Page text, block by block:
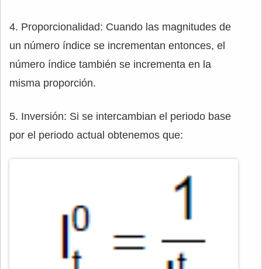
4. Proporcionalidad: Cuando las magnitudes de
un número índice se incrementan entonces, el
número índice también se incrementa en la
misma proporción.
5. Inversión: Si se intercambian el periodo base
por el periodo actual obtenemos que: